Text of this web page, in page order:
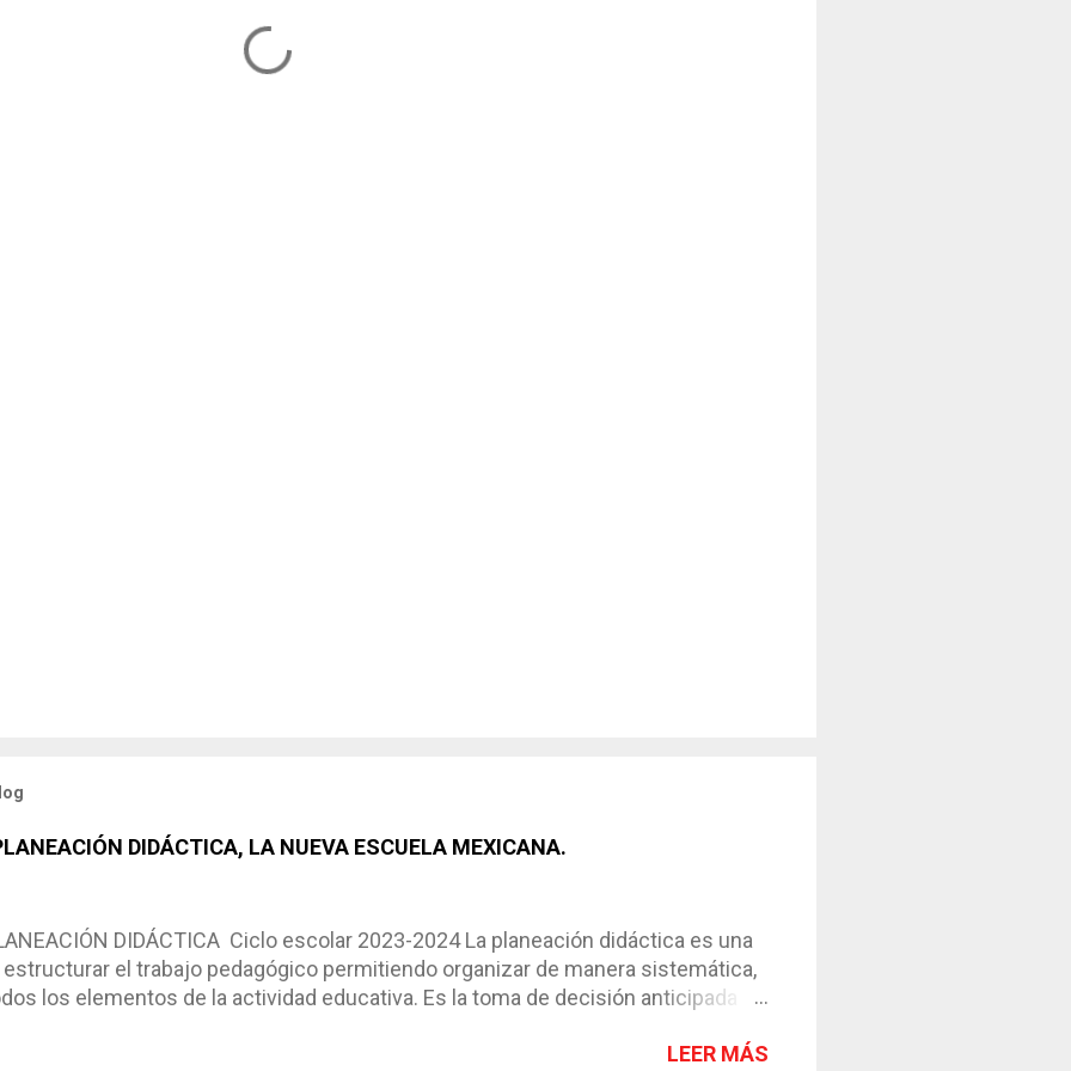
DIDÁCTICA, LA NUEVA ESCUELA MEXICANA.
DIDÁCTICA Ciclo escolar 2023-2024 La planeación didáctica es una
estructurar el trabajo pedagógico permitiendo organizar de manera sistemática,
los elementos de la actividad educativa. Es la toma de decisión anticipada
didáctica tiene las siguientes características: * Es el instrumento necesario
LEER MÁS